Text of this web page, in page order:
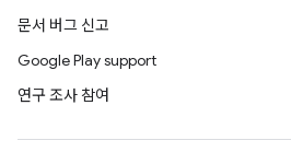
문서 버그 신고
Google Play support
연구 조사 참여